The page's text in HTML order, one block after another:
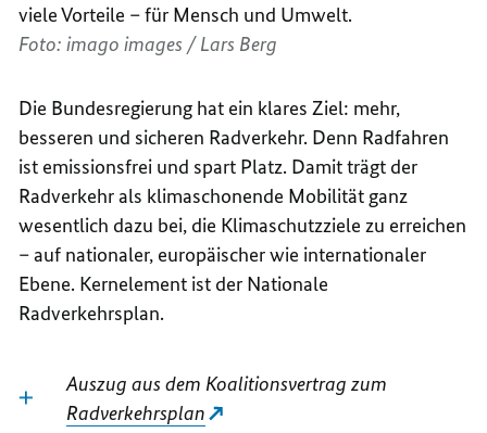
viele Vorteile – für Mensch und Umwelt.
Foto: imago images / Lars Berg
Die Bundesregierung hat ein klares Ziel: mehr,
besseren und sicheren Radverkehr. Denn Radfahren
ist emissionsfrei und spart Platz. Damit trägt der
Radverkehr als klimaschonende Mobilität ganz
wesentlich dazu bei, die Klimaschutzziele zu erreichen
– auf nationaler, europäischer wie internationaler
Ebene. Kernelement ist der Nationale
Radverkehrsplan.
Auszug aus dem Koalitionsvertrag zum
Radverkehrsplan